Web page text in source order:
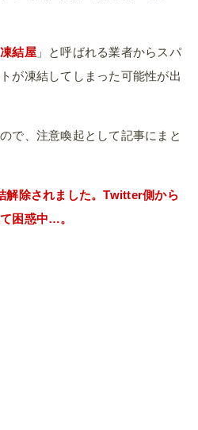
凍結屋」と呼ばれる業者からスパ
が凍結してしまった可能性が出
で、注意喚起として記事にまと
解除されました。Twitter側から
困惑中…。